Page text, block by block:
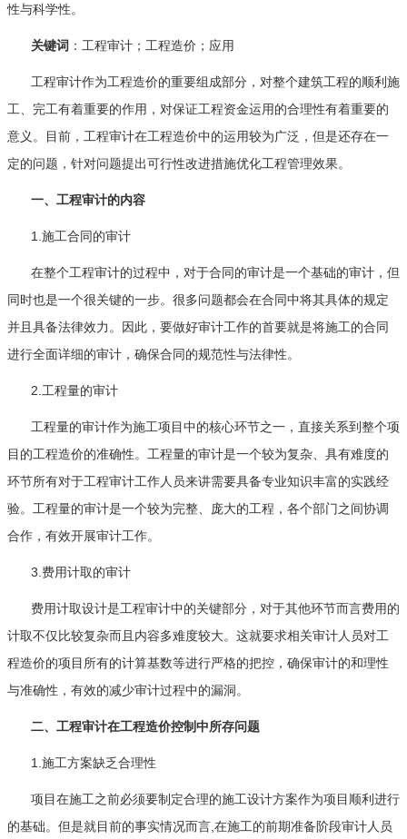
性与科学性。
关键词 ：工程审计；工程造价；应用
工程审计作为工程造价的重要组成部分，对整个建筑工程的顺利施
工、完工有着重要的作用，对保证工程资金运用的合理性有着重要的
意义。目前，工程审计在工程造价中的运用较为广泛，但是还存在一
定的问题，针对问题提出可行性改进措施优化工程管理效果。
一、工程审计的内容
1.施工合同的审计
在整个工程审计的过程中，对于合同的审计是一个基础的审计，但
同时也是一个很关键的一步。很多问题都会在合同中将其具体的规定
并且具备法律效力。因此，要做好审计工作的首要就是将施工的合同
进行全面详细的审计，确保合同的规范性与法律性。
2.工程量的审计
工程量的审计作为施工项目中的核心环节之一，直接关系到整个项
目的工程造价的准确性。工程量的审计是一个较为复杂、具有难度的
环节所有对于工程审计工作人员来讲需要具备专业知识丰富的实践经
验。工程量的审计是一个较为完整、庞大的工程，各个部门之间协调
合作，有效开展审计工作。
3.费用计取的审计
费用计取设计是工程审计中的关键部分，对于其他环节而言费用的
计取不仅比较复杂而且内容多难度较大。这就要求相关审计人员对工
程造价的项目所有的计算基数等进行严格的把控，确保审计的和理性
与准确性，有效的减少审计过程中的漏洞。
二、工程审计在工程造价控制中所存问题
1.施工方案缺乏合理性
项目在施工之前必须要制定合理的施工设计方案作为项目顺利进行
的基础。但是就目前的事实情况而言,在施工的前期准备阶段审计人员